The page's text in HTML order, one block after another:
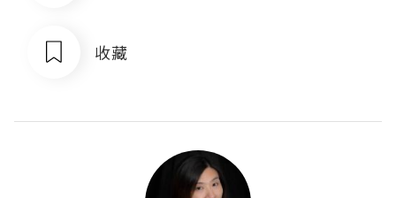
收藏